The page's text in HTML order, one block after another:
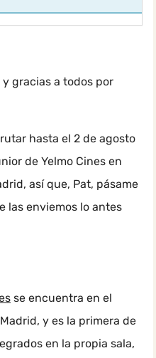
gracias a todos por
hasta el 2 de agosto
de Yelmo Cines en
así que, Pat, pásame
las enviemos lo antes
se encuentra en el
y es la primera de
en la propia sala,